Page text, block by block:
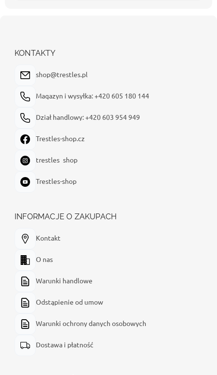
KONTAKTY
shop@trestles.pl
Magazyn i wysyłka: +420 605 180 144
Dział handlowy: +420 603 954 949
Trestles-shop.cz
trestles_shop
Trestles-shop
INFORMACJE O ZAKUPACH
Kontakt
O nas
Warunki handlowe
Odstąpienie od umow
Warunki ochrony danych osobowych
Dostawa i płatność